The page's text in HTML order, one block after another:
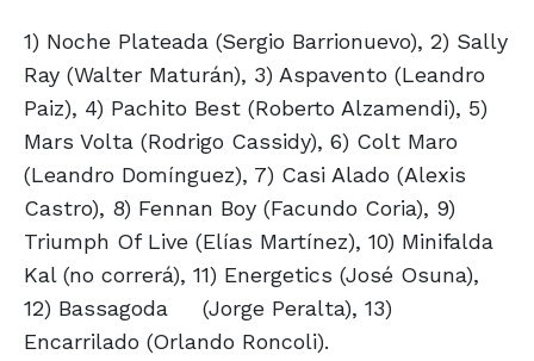
1) Noche Plateada (Sergio Barrionuevo), 2) Sally
Ray (Walter Maturán), 3) Aspavento (Leandro
Paiz), 4) Pachito Best (Roberto Alzamendi), 5)
Mars Volta (Rodrigo Cassidy), 6) Colt Maro
(Leandro Domínguez), 7) Casi Alado (Alexis
Castro), 8) Fennan Boy (Facundo Coria), 9)
Triumph Of Live (Elías Martínez), 10) Minifalda
Kal (no correrá), 11) Energetics (José Osuna),
12) Bassagoda
(Jorge Peralta), 13)
Encarrilado (Orlando Roncoli).